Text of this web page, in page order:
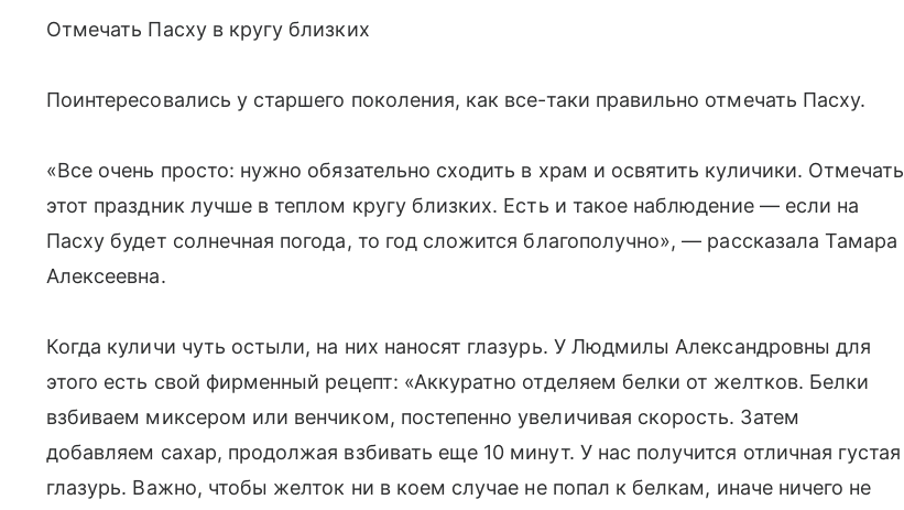
Отмечать Пасху в кругу близких
Поинтересовались у старшего поколения, как все-таки правильно отмечать Пасху.
«Все очень просто: нужно обязательно сходить в храм и освятить куличики. Отмечать
этот праздник лучше в теплом кругу близких. Есть и такое наблюдение — если на
Пасху будет солнечная погода, то год сложится благополучно», — рассказала Тамара
Алексеевна.
Когда куличи чуть остыли, на них наносят глазурь. У Людмилы Александровны для
этого есть свой фирменный рецепт: «Аккуратно отделяем белки от желтков. Белки
взбиваем миксером или венчиком, постепенно увеличивая скорость. Затем
добавляем сахар, продолжая взбивать еще 10 минут. У нас получится отличная густая
глазурь. Важно, чтобы желток ни в коем случае не попал к белкам, иначе ничего не